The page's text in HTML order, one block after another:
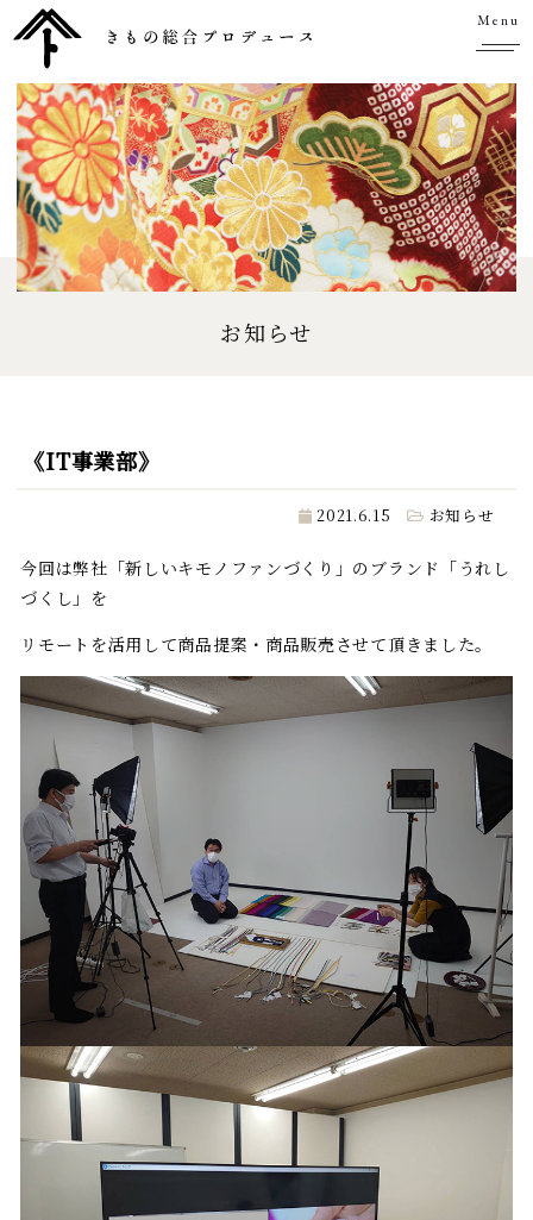
Menu
お知らせ
《IT事業部》
2021.6.15 お知らせ
今回は弊社「新しいキモノファンづくり」のブランド「うれし
づくし」を
リモートを活用して商品提案・商品販売させて頂きました。